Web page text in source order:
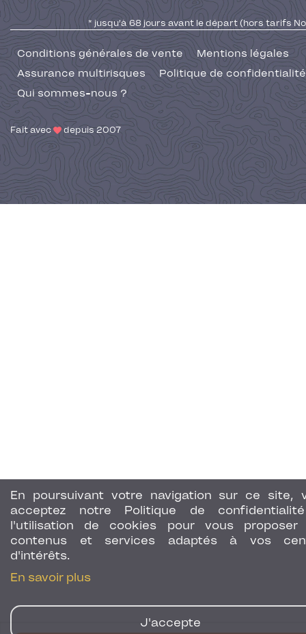
En poursuivant votre navigation sur ce site,
acceptez notre Politique de
l'utilisation de cookies pour vous proposer
contenus et services adaptés à vos
d'intérêts.
En savoir plus
J'accepte
* jusqu'à 68 jours avant le départ (hors tarifs No
Conditions générales de vente
Mentions légales
Assurance multirisques
Politique de confidentialité
Qui sommes-nous ?
Fait avec depuis 2007